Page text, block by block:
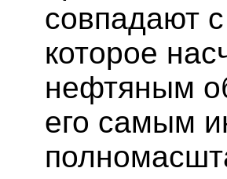
совпадают
которое
нефтяным
его самым